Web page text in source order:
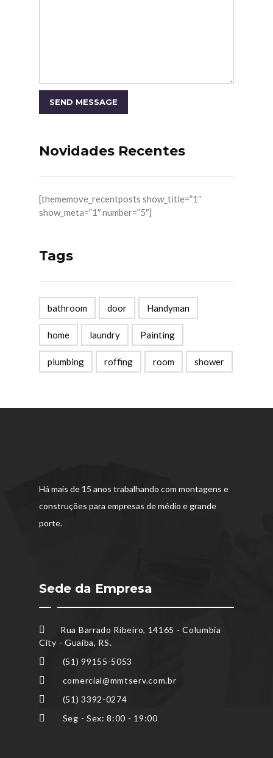
Novidades Recentes
[thememove_recentposts show_title=”1″
show_meta=”1″ number=”5″]
Tags
bathroom door Handyman
home laundry Painting
plumbing roffing room shower
Há mais de 15 anos trabalhando com montagens e
construções para empresas de médio e grande
porte.
Sede da Empresa
Rua Barrado Ribeiro, 14165 - Columbia
City - Guaíba, RS.
(51) 99155-5053
comercial@mmtserv.com.br
(51) 3392-0274
Seg - Sex: 8:00 - 19:00